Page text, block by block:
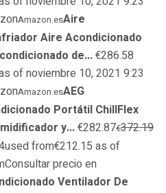
Amazon.esAire
Aire Acondicionado
de...€286.58
of noviembre 10, 2021 9:23
Amazon.esAEG
Portátil ChillFlex
y...€282.87€372.19
from€212.15 as of
precio en
Ventilador De